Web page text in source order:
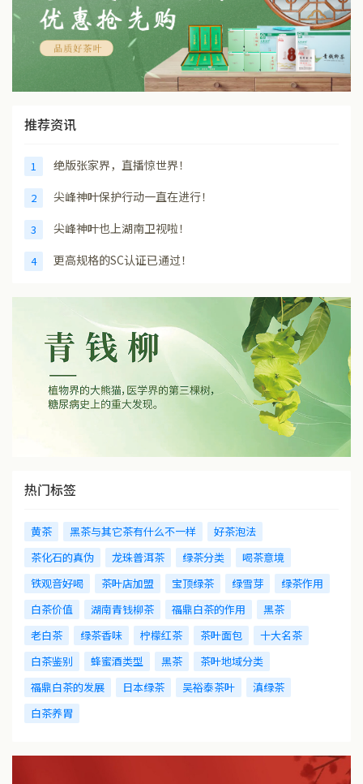
推荐资讯
1 绝版张家界，直播惊世界！
2 尖峰神叶保护行动一直在进行！
3 尖峰神叶也上湖南卫视啦！
4 更高规格的SC认证已通过！
热门标签
黄茶 黑茶与其它茶有什么不一样
好茶泡法
茶化石的真伪
龙珠普洱茶 绿茶分类
喝茶意境
铁观音好喝
茶叶店加盟 宝顶绿茶 绿雪芽
绿茶作用
白茶价值
湖南青钱柳茶 福鼎白茶的作用
黑茶
老白茶
绿茶香味 柠檬红茶 茶叶面包
十大名茶
白茶鉴别
蜂蜜酒类型 黑茶
茶叶地域分类
福鼎白茶的发展
日本绿茶 吴裕泰茶叶
滇绿茶
白茶养胃